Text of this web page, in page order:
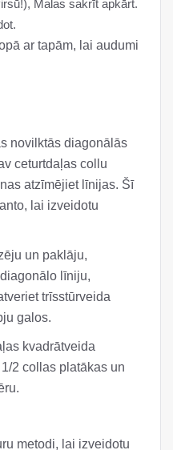
Malas sakrīt apkārt.
ar tapām, lai audumi
novilktās diagonālās
ceturtdaļas collu
atzīmējiet līnijas. Šī
lai izveidotu
un paklāju,
līniju,
trīsstūrveida
galos.
kvadrātveida
2 collas platākas un
metodi, lai izveidotu